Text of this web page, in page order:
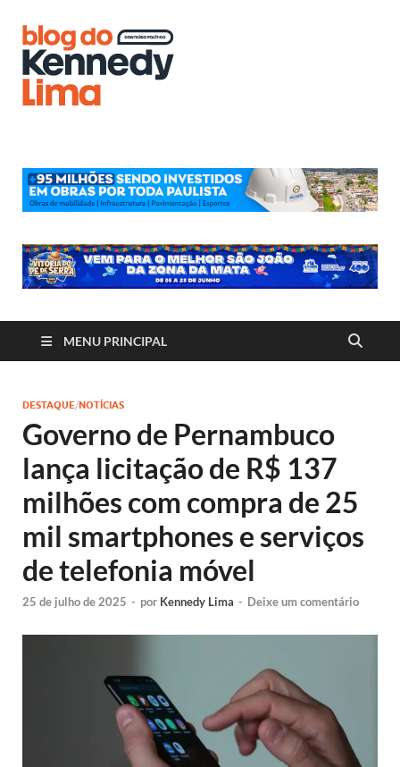
MENU PRINCIPAL
DESTAQUE/NOTÍCIAS
Governo de Pernambuco
lança licitação de R$ 137
milhões com compra de 25
mil smartphones e serviços
de telefonia móvel
25 de julho de 2025 - por Kennedy Lima - Deixe um comentário